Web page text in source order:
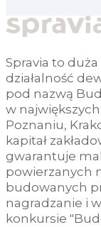
Spravia to
działalność
pod nazwą
w
Poznaniu,
kapitał
gwarantuje
powierzanych
budowanych
nagradzanie i
konkursie